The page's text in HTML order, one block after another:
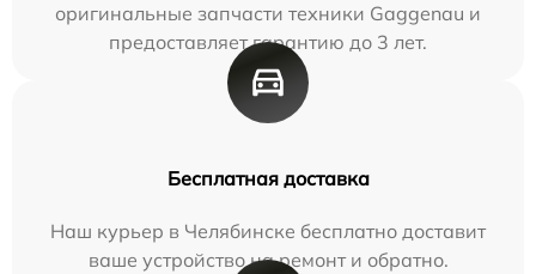
оригинальные запчасти техники Gaggenau и
предоставляет гарантию до 3 лет.
Бесплатная доставка
Наш курьер в Челябинске бесплатно доставит
ваше устройство на ремонт и обратно.